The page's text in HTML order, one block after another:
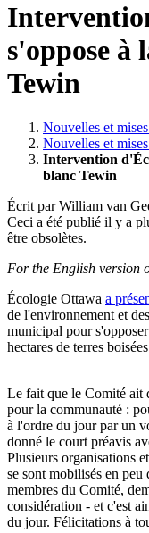
s'oppose à
Tewin
Nouvelles et
Nouvelles et
Intervention
blanc Tewin
Écrit parWilliam van
Ceci a été publié il y a
être obsolètes.
For the English version
Écologie Ottawa a
de l'environnement et
municipal pour s'opposer
hectares de terres
Le fait que le Comité ait
pour la communauté :
à l'ordre du jour par un
donné le court préavis
Plusieurs organisations
se sont mobilisés en peu
membres du Comité,
considération - et c'est
du jour. Félicitations à